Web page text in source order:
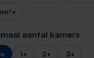
aantal kamers
1+ 2+ 3+